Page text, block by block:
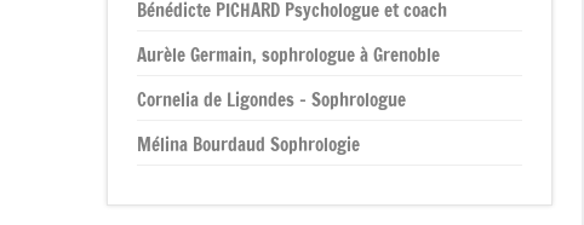
Bénédicte PICHARD Psychologue et coach
Aurèle Germain, sophrologue à Grenoble
Cornelia de Ligondes – Sophrologue
Mélina Bourdaud Sophrologie